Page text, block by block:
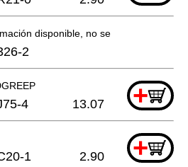
disponible, no se puede pedir
2
+
4 13.07
+
1 2.90